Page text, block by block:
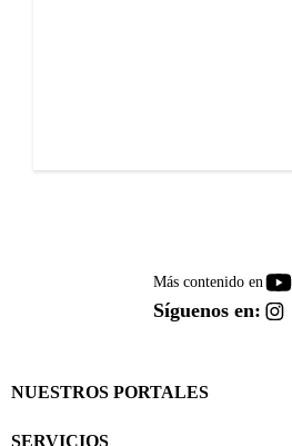
Más contenido en
Síguenos en:
NUESTROS PORTALES
SERVICIOS